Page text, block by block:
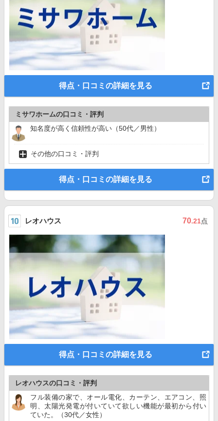
得点・口コミの詳細を見る
ミサワホームの口コミ・評判
知名度が高く信頼性が高い（50代／男性）
その他の口コミ・評判
得点・口コミの詳細を見る
レオハウス 70.21点
得点・口コミの詳細を見る
レオハウスの口コミ・評判
フル装備の家で、オール電化、カーテン、エアコン、照
明、太陽光発電が付いていて欲しい機能が最初から付い
ていた。（30代／女性）